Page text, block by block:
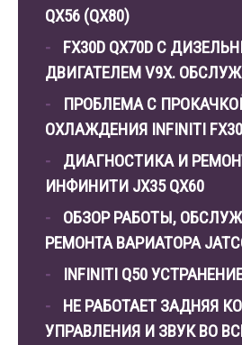
QX56 (QX80)
FX30D QX70D С
ДВИГАТЕЛЕМ V9X.
ПРОБЛЕМА С
ОХЛАЖДЕНИЯ INFINITI
ДИАГНОСТИКА И
ИНФИНИТИ JX35 QX60
ОБЗОР РАБОТЫ,
РЕМОНТА ВАРИАТОРА
INFINITI Q50
НЕ РАБОТАЕТ ЗАДНЯЯ
УПРАВЛЕНИЯ И ЗВУК ВО